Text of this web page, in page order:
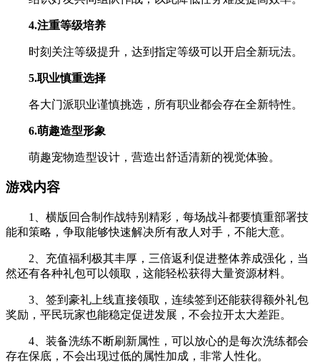
4.注重等级培养
时刻关注等级提升，达到指定等级可以开启全新玩法。
5.职业慎重选择
各大门派职业谨慎挑选，所有职业都会存在全新特性。
6.萌趣造型形象
萌趣宠物造型设计，营造出舒适清新的视觉体验。
游戏内容
1、横版回合制作战特别精彩，每场战斗都要慎重部署技
能和策略，争取能够快速解决所有敌人对手，不能大意。
2、充值福利极其丰厚，三倍返利促进整体养成强化，当
然还有各种礼包可以领取，这能轻松获得大量资源材料。
3、签到豪礼上线直接领取，连续签到还能获得额外礼包
奖励，平民玩家也能稳定促进发展，不会拉开太大差距。
4、装备洗练不断刷新属性，可以放心的是每次洗练都会
存在保底，不会出现过低的属性加成，非常人性化。